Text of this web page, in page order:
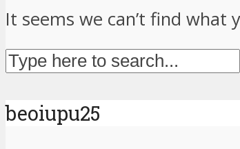
It seems we can’t find what
beoiupu25